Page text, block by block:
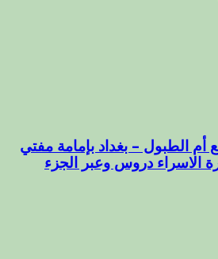
الطبول – بغداد بإمامة مفتي
الاسراء دروس وعبر الجزء